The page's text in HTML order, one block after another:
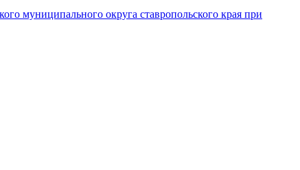
муниципального округа ставропольского края при